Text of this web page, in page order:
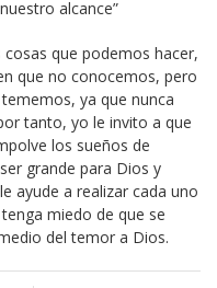
alcance”
que podemos hacer,
que no conocemos, pero
ya que nunca
tanto, yo le invito a que
los sueños de
grande para Dios y
ayude a realizar cada uno
miedo de que se
del temor a Dios.